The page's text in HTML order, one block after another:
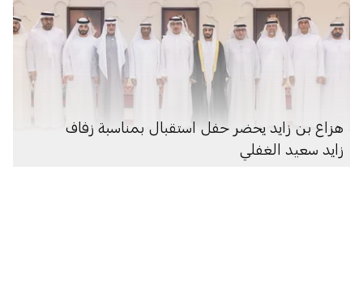
هزاع بن زايد يحضر حفل استقبال بمناسبة زفاف
زايد سعيد الغفلي